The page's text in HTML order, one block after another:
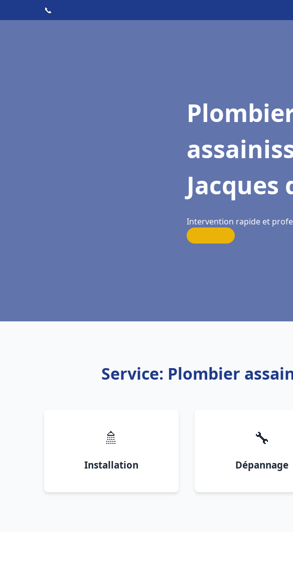
📞
Jacques
Intervention rapide et
Service: Plombier
🚿
Installation
🔧
Dépannage